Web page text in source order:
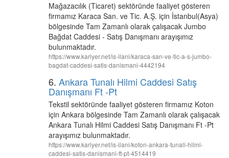
Mağazacılık (Ticaret) sektöründe faaliyet gösteren
firmamız Karaca San. ve Tic. A.Ş. için İstanbul(Asya)
bölgesinde Tam Zamanlı olarak çalışacak Jumbo
Bağdat Caddesi - Satış Danışmanı arayışımız
bulunmaktadır.
https://www.kariyer.net/is-ilani/karaca-san-ve-tic-a-s-jumbo-
bagdat-caddesi-satis-danismani-4442194
6. Ankara Tunalı Hilmi Caddesi Satış
Danışmanı Ft -Pt
Tekstil sektöründe faaliyet gösteren firmamız Koton
için Ankara bölgesinde Tam Zamanlı olarak çalışacak
Ankara Tunalı Hilmi Caddesi Satış Danışmanı Ft -Pt
arayışımız bulunmaktadır.
https://www.kariyer.net/is-ilani/koton-ankara-tunali-hilmi-
caddesi-satis-danismani-ft-pt-4514419